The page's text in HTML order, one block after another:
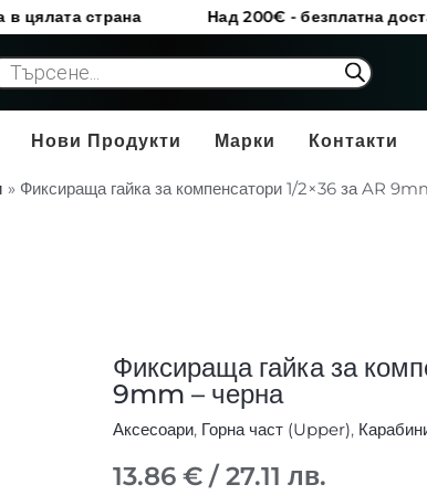
Над 200€ - безплатна доставка в
Нови Продукти Марки Контакти
Фиксираща гайка за компенсатори 1/2×36 за AR
Фиксираща гайка за
9mm – черна
Аксесоари, Горна част (Upper),
13.86€ / 27.11 лв.
количество
за
Фиксираща
за